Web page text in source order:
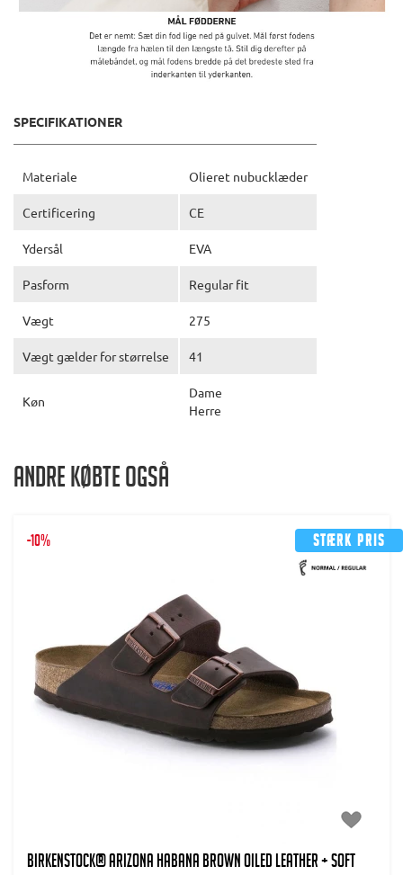
SPECIFIKATIONER
Materiale Olieret nubucklæder
Certificering CE
Ydersål EVA
Pasform Regular fit
Vægt 275
Vægt gælder for størrelse 41
Køn
Dame
Herre
Andre købte også
Stærk pris
-10%
BIRKENSTOCK® Arizona Habana brown Oiled Leather + soft